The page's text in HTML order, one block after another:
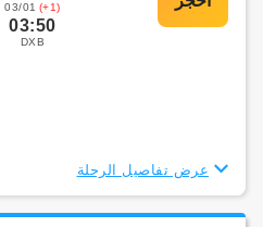
03/01 (+1)
03:50
DXB
عرض تفاصيل الرحلة